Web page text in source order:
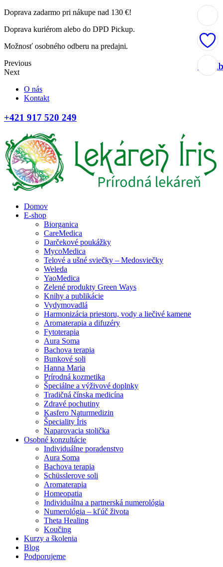
Doprava zadarmo pri nákupe nad 130 €!
Doprava kuriérom alebo do DPD Pickup.
Možnosť osobného odberu na predajni.
Previous
Next
O nás
Kontakt
+421 917 520 249
Domov
E-shop
Biorganica
CareMedica
Darčekové poukážky
MycoMedica
Telové a ušné sviečky – Medosviečky
Weleda
YaoMedica
Zelené produkty Green Ways
Knihy a publikácie
Vydymovadlá
Harmonizácia priestoru, vody a liečivé kamene
Aromaterapia a difuzéry
Fytoterapia
Aura Soma
Bachova terapia
Bunkové soli
Hanna Maria
Prírodná kozmetika
Špeciálne a výživové doplnky
Tradičná čínska medicína
Zdravé pochutiny
Kasfero Naturmedizin
Špeciality Íris
Naparovacia stolička
Osobné konzultácie
Individuálne poradenstvo
Aura Soma
Bachova terapia
Schüsslerove soli
Aromaterapia
Homeopatia
Individuálna a partnerská numerológia
Numerológia – kľúč života
Theta Healing
Koučing
Kurzy a školenia
Blog
Podporujeme